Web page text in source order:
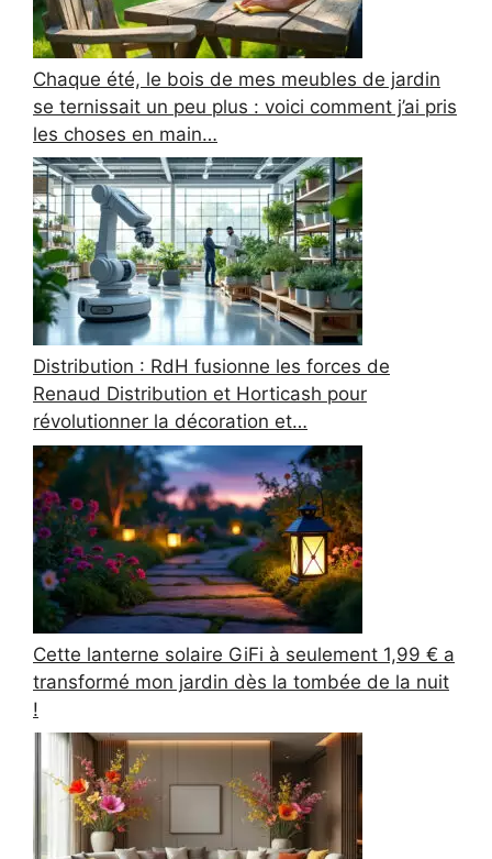
Chaque été, le bois de mes meubles de jardin
se ternissait un peu plus : voici comment j’ai pris
les choses en main…
Distribution : RdH fusionne les forces de
Renaud Distribution et Horticash pour
révolutionner la décoration et…
Cette lanterne solaire GiFi à seulement 1,99 € a
transformé mon jardin dès la tombée de la nuit
!